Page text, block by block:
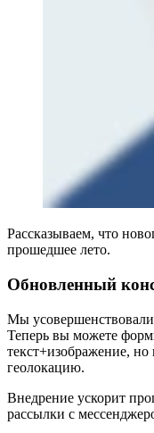
Рассказываем, что
прошедшее лето.
Обновленный
Мы
Теперь вы можете
текст+изображение,
геолокацию.
Внедрение ускорит
рассылки с